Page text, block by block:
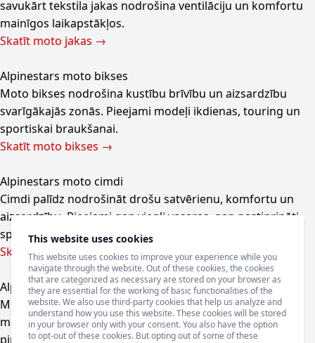
This website uses cookies
This website uses cookies to improve your experience while you
navigate through the website. Out of these cookies, the cookies
that are categorized as necessary are stored on your browser as
they are essential for the working of basic functionalities of the
website. We also use third-party cookies that help us analyze and
understand how you use this website. These cookies will be stored
in your browser only with your consent. You also have the option
to opt-out of these cookies. But opting out of some of these
savukārt tekstila jakas nodrošina ventilāciju un komfortu
mainīgos laikapstākļos.
Skatīt moto jakas →
Alpinestars moto bikses
Moto bikses nodrošina kustību brīvību un aizsardzību
svarīgākajās zonās. Pieejami modeļi ikdienas, touring un
sportiskai braukšanai.
Skatīt moto bikses →
Alpinestars moto cimdi
Cimdi palīdz nodrošināt drošu satvērienu, komfortu un
aizsardzību. Pieejami gan viegli vasaras, gan pastiprināti
sporta modeļi.
Skatīt moto cimdus →
Alpinestars moto apavi
Moto apavi apvieno drošību un komfortu – gan īsos
maršrutos, gan garākos braucienos. Modeļi ar potīšu un
pirkstu zonas pastiprinājumiem.